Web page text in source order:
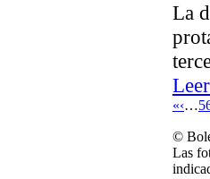
La
«‹…5
©
Las